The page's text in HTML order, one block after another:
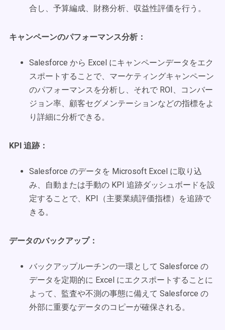
合し、予算編成、財務分析、収益性評価を行う。
キャンペーンのパフォーマンス分析：
Salesforce から Excel にキャンペーンデータをエク
スポートすることで、マーケティングキャンペーン
のパフォーマンスを分析し、それで ROI、コンバー
ジョン率、顧客セグメンテーションなどの指標をよ
り詳細に分析できる。
KPI 追跡：
Salesforce のデータを Microsoft Excel に取り込
み、自動または手動の KPI 追跡ダッシュボードを設
定することで、KPI（主要業績評価指標）を追跡で
きる。
データのバックアップ：
バックアップルーチンの一環として Salesforce の
データを定期的に Excel にエクスポートすることに
よって、監査や不測の事態に備えて Salesforce の
外部に重要なデータのコピーが確保される。